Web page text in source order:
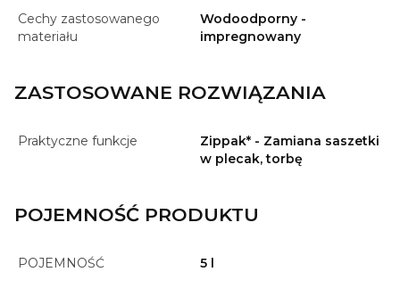
Cechy zastosowanego
materiału
Wodoodporny -
impregnowany
ZASTOSOWANE ROZWIĄZANIA
Praktyczne funkcje
Zippak* - Zamiana saszetki
w plecak, torbę
POJEMNOŚĆ PRODUKTU
POJEMNOŚĆ 5 l